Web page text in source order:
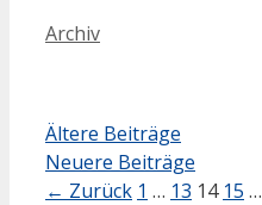
Kategorien
Archiv
Ältere Beiträge
Neuere Beiträge
← Zurück Seite
1 … Seite
13 Seite
14 Seite
15 …